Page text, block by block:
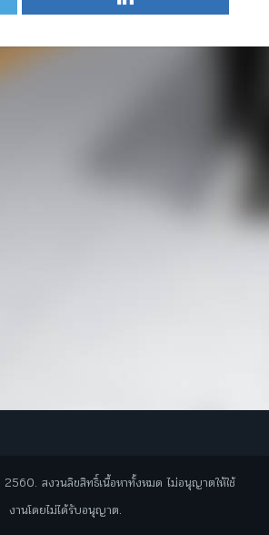
สงวนลิขสิทธิ์เนื้อหาทั้งหมด ไม่อนุญาตให้ใช้
งานโดยไม่ได้รับอนุญาต.